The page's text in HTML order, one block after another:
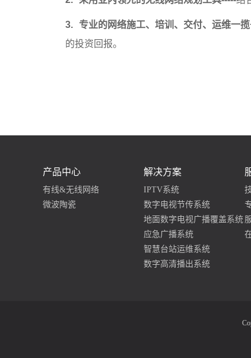
3. 专业的网络施工、培训、交付、运维一
的投资回报。
产品中心
有线&无线网络
微波陶瓷
解决方案
IPTV系统
数字电视节传系统
地面数字电视广播覆盖系统
应急广播系统
智慧台站运维系统
数字高清播出系统